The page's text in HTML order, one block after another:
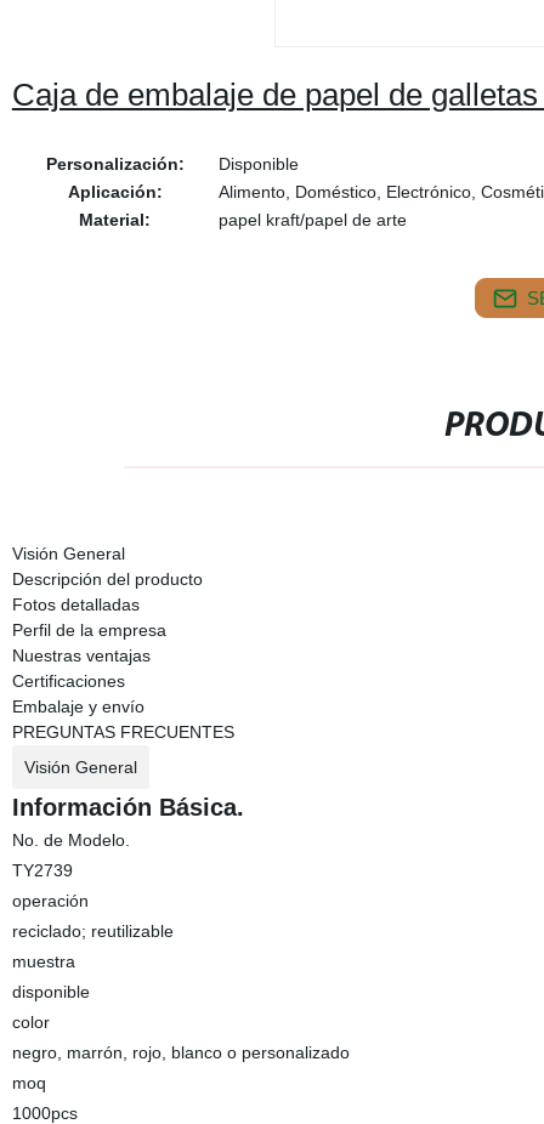
Caja de embalaje de papel de
Personalización:
Disponible
Aplicación:
Alimento, Doméstico, Electrónico,
Material:
papel kraft/papel de arte
Visión General
Descripción del producto
Fotos detalladas
Perfil de la empresa
Nuestras ventajas
Certificaciones
Embalaje y envío
PREGUNTAS FRECUENTES
Visión General
Información Básica.
No. de Modelo.
TY2739
operación
reciclado; reutilizable
muestra
disponible
color
negro, marrón, rojo, blanco o personalizado
moq
1000pcs